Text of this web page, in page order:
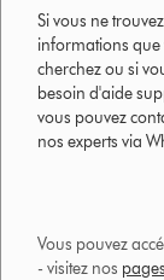
Si vous ne
informations que
cherchez ou si
besoin d'aide
vous pouvez
nos experts via
Vous pouvez
- visitez nos